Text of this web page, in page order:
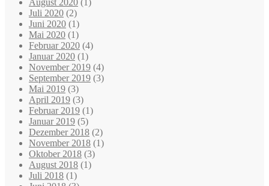
August 2020 (1)
Juli 2020 (2)
Juni 2020 (1)
Mai 2020 (1)
Februar 2020 (4)
Januar 2020 (1)
November 2019 (4)
September 2019 (3)
Mai 2019 (3)
April 2019 (3)
Februar 2019 (1)
Januar 2019 (5)
Dezember 2018 (2)
November 2018 (1)
Oktober 2018 (3)
August 2018 (1)
Juli 2018 (1)